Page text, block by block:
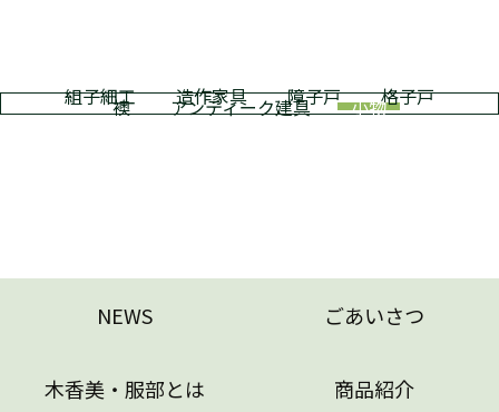
組子細工 造作家具 障子戸 格子戸
襖 アンティーク建具 小物
NEWS ごあいさつ
木香美・服部とは 商品紹介